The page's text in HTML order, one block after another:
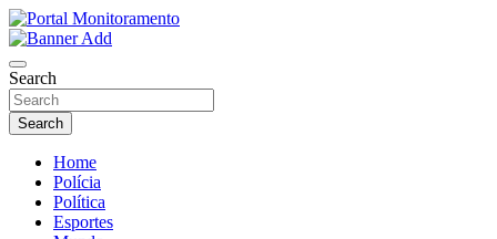
Skip
to
content
Portal Monitoramento
Search
Search
Home
Polícia
Política
Esportes